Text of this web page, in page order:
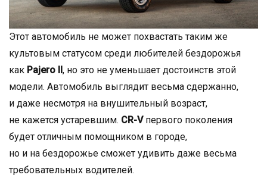
Этот автомобиль не может похвастать таким же
культовым статусом среди любителей бездорожья
как Pajero II, но это не уменьшает достоинств этой
модели. Автомобиль выглядит весьма сдержанно,
и даже несмотря на внушительный возраст,
не кажется устаревшим. CR-Vпервого поколения
будет отличным помощником в городе,
но и на бездорожье сможет удивить даже весьма
требовательных водителей.